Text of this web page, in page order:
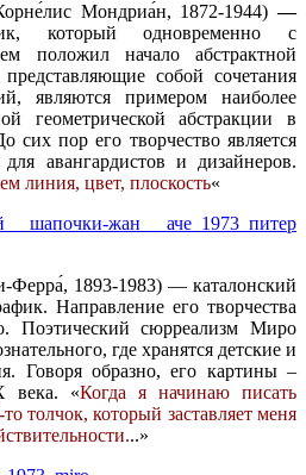
Мондриа́н, 1872-1944) —
который одновременно с
положил начало абстрактной
собой сочетания
являются примером наиболее
геометрической абстракции в
сих пор его творчество является
авангардистов и дизайнеров.
линия, цвет, плоскость«
1893-1983) — каталонский
Направление его творчества
Поэтический сюрреализм Миро
где хранятся детские и
Говоря образно, его картины –
века. «Когда я начинаю писать
толчок, который заставляет меня
..»